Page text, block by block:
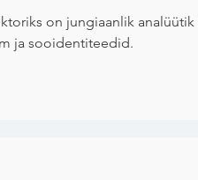
on jungiaanlik analüütik
ja sooidentiteedid.